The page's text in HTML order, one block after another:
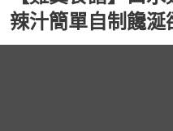
辣汁簡單自制饞涎